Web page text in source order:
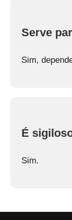
Serve
Sim,
É
Sim.